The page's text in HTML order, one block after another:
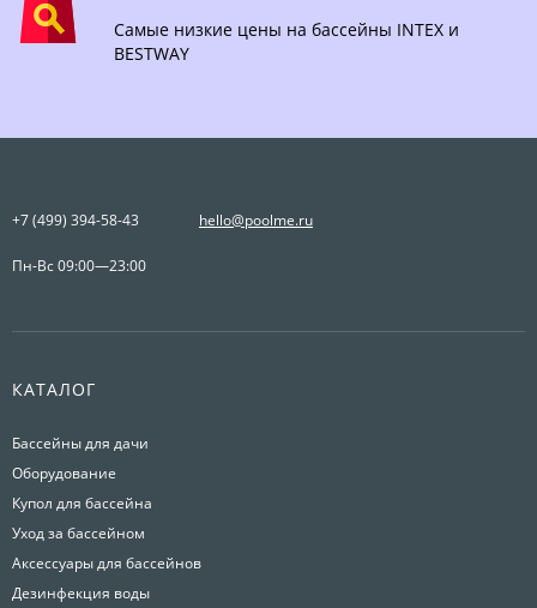
Самые низкие цены на бассейны INTEX и
BESTWAY
+7 (499) 394-58-43 hello@poolme.ru
Пн-Вс 09:00—23:00
КАТАЛОГ
Бассейны для дачи
Оборудование
Купол для бассейна
Уход за бассейном
Аксессуары для бассейнов
Дезинфекция воды